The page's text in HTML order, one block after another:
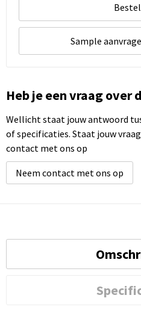
Sample
Heb je een vraag over
Wellicht staat jouw antwoord
of specificaties. Staat jouw
contact met ons op
Neem contact met ons op